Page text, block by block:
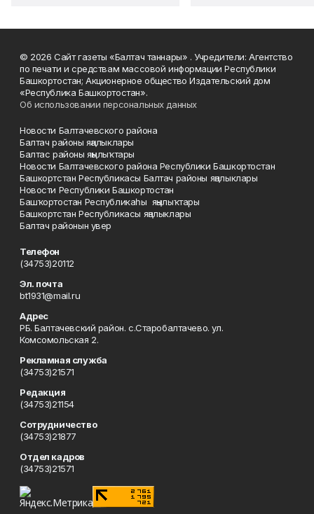
© 2026 Сайт газеты «Балтач таннары» . Учредители: Агентство
по печати и средствам массовой информации Республики
Башкортостан; Акционерное общество Издательский дом
«Республика Башкортостан».
Об использовании персональных данных
Новости Балтачевского района
Балтач районы яңалыклары
Балтас районы яңылыҡтары
Новости Балтачевского района Республики Башкортостан
Башкортстан Республикасы Балтач районы яңалыклары
Новости Республики Башкортостан
Башҡортостан Республикаһы яңылыҡтары
Башкортстан Республикасы яңалыклары
Балтач районын увер
Телефон
(34753)20112
Эл. почта
bt1931@mail.ru
Адрес
РБ. Балтачевский район. с.Старобалтачево. ул.
Комсомольская 2.
Рекламная служба
(34753)21571
Редакция
(34753)21154
Сотрудничество
(34753)21877
Отдел кадров
(34753)21571